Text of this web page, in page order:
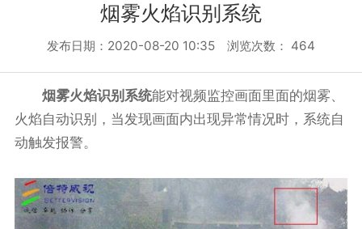
烟雾火焰识别系统
发布日期：2020-08-20 10:35 浏览次数： 464
烟雾火焰识别系统能对视频监控画面里面的烟雾、
火焰自动识别，当发现画面内出现异常情况时，系统自
动触发报警。